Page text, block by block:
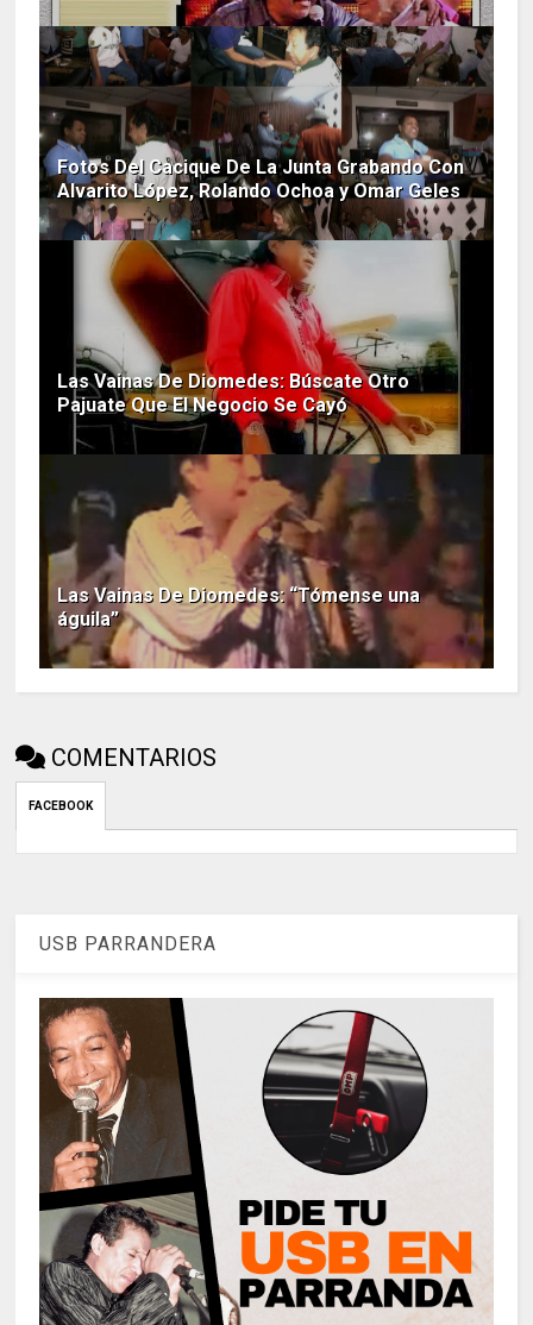
Fotos Del Cacique De La Junta Grabando Con
Alvarito López, Rolando Ochoa y Omar Geles
Las Vainas De Diomedes: Búscate Otro
Pajuate Que El Negocio Se Cayó
Las Vainas De Diomedes: “Tómense una
águila”
COMENTARIOS
FACEBOOK
USB PARRANDERA